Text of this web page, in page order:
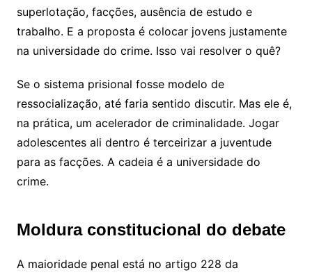
superlotação, facções, ausência de estudo e
trabalho. E a proposta é colocar jovens justamente
na universidade do crime. Isso vai resolver o quê?
Se o sistema prisional fosse modelo de
ressocialização, até faria sentido discutir. Mas ele é,
na prática, um acelerador de criminalidade. Jogar
adolescentes ali dentro é terceirizar a juventude
para as facções. A cadeia é a universidade do
crime.
Moldura constitucional do debate
A maioridade penal está no artigo 228 da